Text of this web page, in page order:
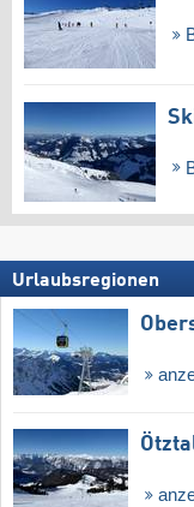
Urlaubsregionen